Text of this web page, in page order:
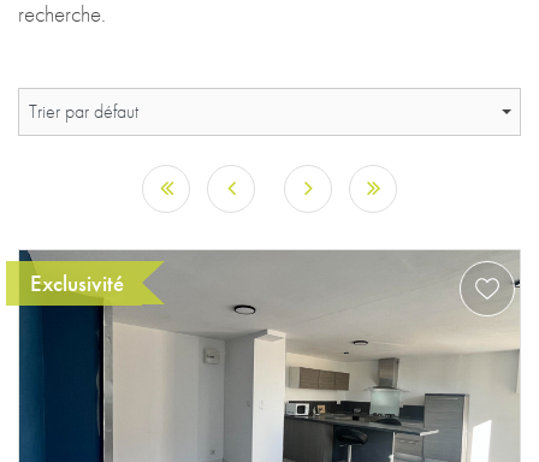
recherche.
Trier par défaut
Exclusivité